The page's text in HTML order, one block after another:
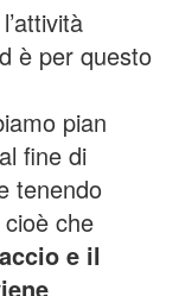
è per questo
pian
fine di
tenendo
che
e il